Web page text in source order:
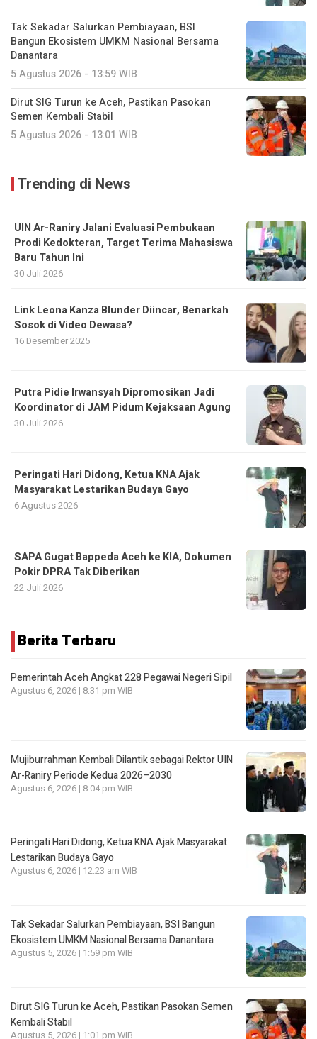
Tak Sekadar Salurkan Pembiayaan, BSI
Bangun Ekosistem UMKM Nasional Bersama
Danantara
5 Agustus 2026 - 13:59 WIB
Dirut SIG Turun ke Aceh, Pastikan Pasokan
Semen Kembali Stabil
5 Agustus 2026 - 13:01 WIB
Trending di News
UIN Ar-Raniry Jalani Evaluasi Pembukaan
Prodi Kedokteran, Target Terima Mahasiswa
Baru Tahun Ini
30 Juli 2026
Link Leona Kanza Blunder Diincar, Benarkah
Sosok di Video Dewasa?
16 Desember 2025
Putra Pidie Irwansyah Dipromosikan Jadi
Koordinator di JAM Pidum Kejaksaan Agung
30 Juli 2026
Peringati Hari Didong, Ketua KNA Ajak
Masyarakat Lestarikan Budaya Gayo
6 Agustus 2026
SAPA Gugat Bappeda Aceh ke KIA, Dokumen
Pokir DPRA Tak Diberikan
22 Juli 2026
Berita Terbaru
Pemerintah Aceh Angkat 228 Pegawai Negeri Sipil
Agustus 6, 2026 | 8:31 pm WIB
Mujiburrahman Kembali Dilantik sebagai Rektor UIN
Ar-Raniry Periode Kedua 2026–2030
Agustus 6, 2026 | 8:04 pm WIB
Peringati Hari Didong, Ketua KNA Ajak Masyarakat
Lestarikan Budaya Gayo
Agustus 6, 2026 | 12:23 am WIB
Tak Sekadar Salurkan Pembiayaan, BSI Bangun
Ekosistem UMKM Nasional Bersama Danantara
Agustus 5, 2026 | 1:59 pm WIB
Dirut SIG Turun ke Aceh, Pastikan Pasokan Semen
Kembali Stabil
Agustus 5, 2026 | 1:01 pm WIB